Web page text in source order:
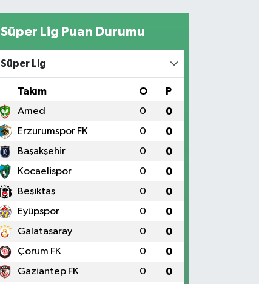
Süper Lig Puan Durumu
Süper Lig
Takım O P
Amed 0 0
Erzurumspor FK 0 0
Başakşehir 0 0
Kocaelispor 0 0
Beşiktaş 0 0
Eyüpspor 0 0
Galatasaray 0 0
Çorum FK 0 0
Gaziantep FK 0 0